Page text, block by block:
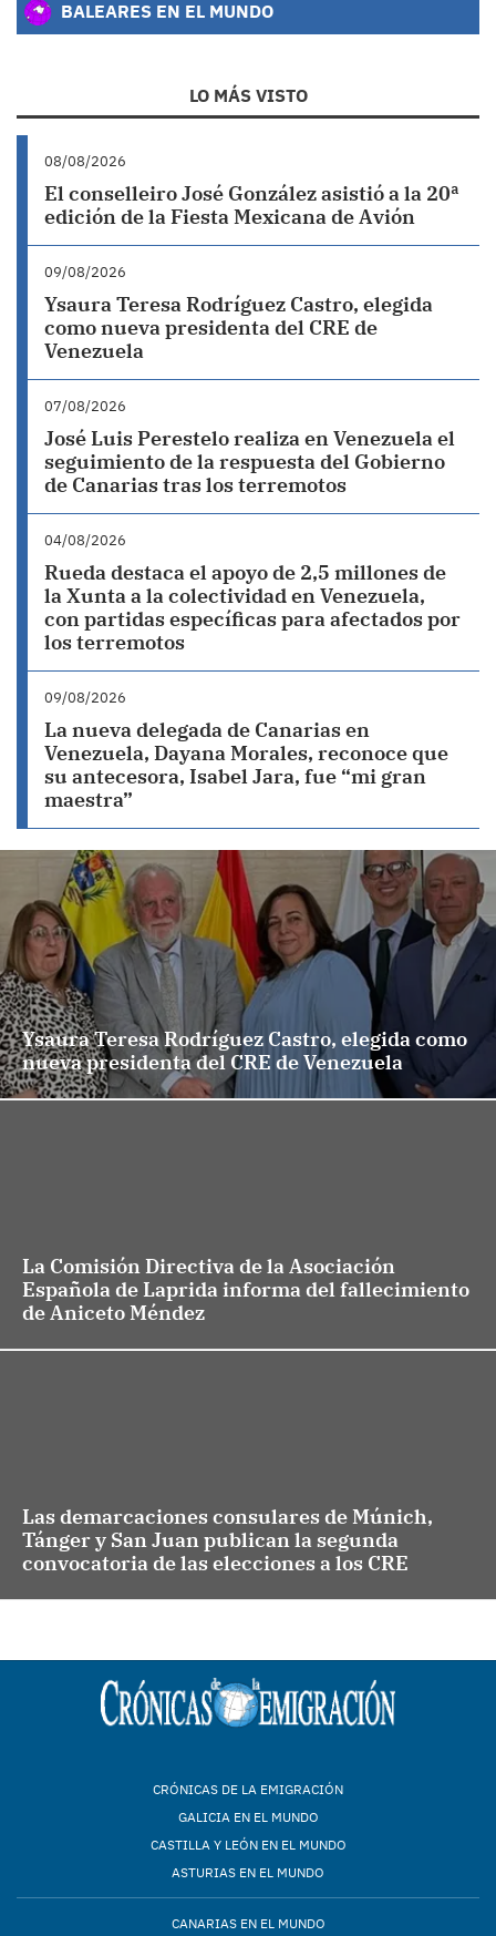
BALEARES EN EL MUNDO
LO MÁS VISTO
08/08/2026
El conselleiro José González asistió a la 20ª
edición de la Fiesta Mexicana de Avión
09/08/2026
Ysaura Teresa Rodríguez Castro, elegida
como nueva presidenta del CRE de
Venezuela
07/08/2026
José Luis Perestelo realiza en Venezuela el
seguimiento de la respuesta del Gobierno
de Canarias tras los terremotos
04/08/2026
Rueda destaca el apoyo de 2,5 millones de
la Xunta a la colectividad en Venezuela,
con partidas específicas para afectados por
los terremotos
09/08/2026
La nueva delegada de Canarias en
Venezuela, Dayana Morales, reconoce que
su antecesora, Isabel Jara, fue “mi gran
maestra”
Ysaura Teresa Rodríguez Castro, elegida como
nueva presidenta del CRE de Venezuela
La Comisión Directiva de la Asociación
Española de Laprida informa del fallecimiento
de Aniceto Méndez
Las demarcaciones consulares de Múnich,
Tánger y San Juan publican la segunda
convocatoria de las elecciones a los CRE
CRÓNICAS DE LA EMIGRACIÓN
GALICIA EN EL MUNDO
CASTILLA Y LEÓN EN EL MUNDO
ASTURIAS EN EL MUNDO
CANARIAS EN EL MUNDO